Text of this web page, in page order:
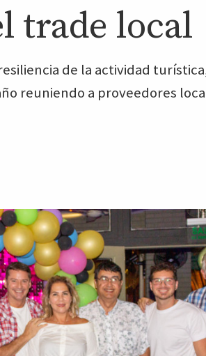
trade local
de la actividad
reuniendo a proveedores